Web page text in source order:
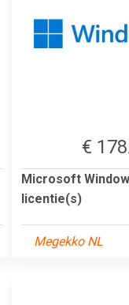
€ 178
Microsoft
licentie(s)
Megekko NL